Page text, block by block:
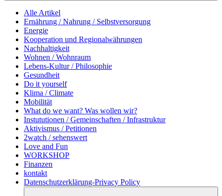
Alle Artikel
Ernährung / Nahrung / Selbstversorgung
Energie
Kooperation und Regionalwährungen
Nachhaltigkeit
Wohnen / Wohnraum
Lebens-Kultur / Philosophie
Gesundheit
Do it yourself
Klima / Climate
Mobilität
What do we want? Was wollen wir?
Instututionen / Gemeinschaften / Infrastruktur
Aktivismus / Petitionen
2watch / sehenswert
Love and Fun
WORKSHOP
Finanzen
kontakt
Datenschutzerklärung-Privacy Policy